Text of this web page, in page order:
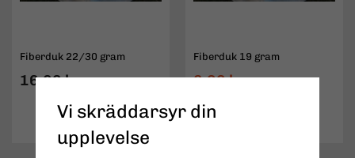
Fiberduk 22/30 gram
16,60 kr
KÖP
Fiberduk 19 gram
8,90 kr
Vi skräddarsyr din
upplevelse